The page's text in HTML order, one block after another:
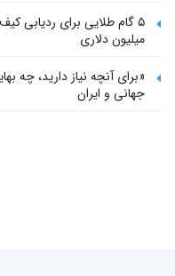
۵ گام طلایی برای ردیابی
میلیون دلاری
«برای آنچه نیاز دارید، چه
جهانی و ایران